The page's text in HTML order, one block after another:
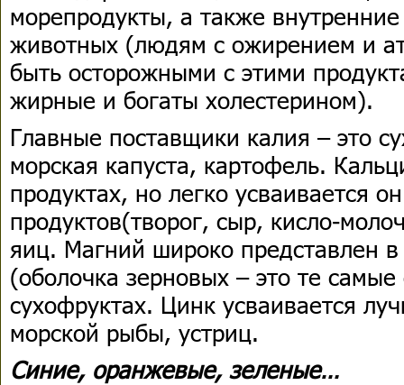
морепродукты, а также
животных (людям с ожирением и
быть осторожными с этими
жирные и богаты холестерином).
Главные поставщики калия – это
морская капуста, картофель.
продуктах, но легко усваивается
продуктов(творог, сыр, кисло-
яиц. Магний широко представлен
(оболочка зерновых – это те
сухофруктах. Цинк усваивается
морской рыбы, устриц.
Синие, оранжевые, зеленые…